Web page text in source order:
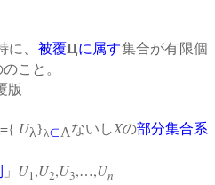
に、 被覆Цに属す集合が有限個
のこと。
版
={ Uλ}λ∈ΛないしXの部分集合系
」 U1,U2,U3,…,Un